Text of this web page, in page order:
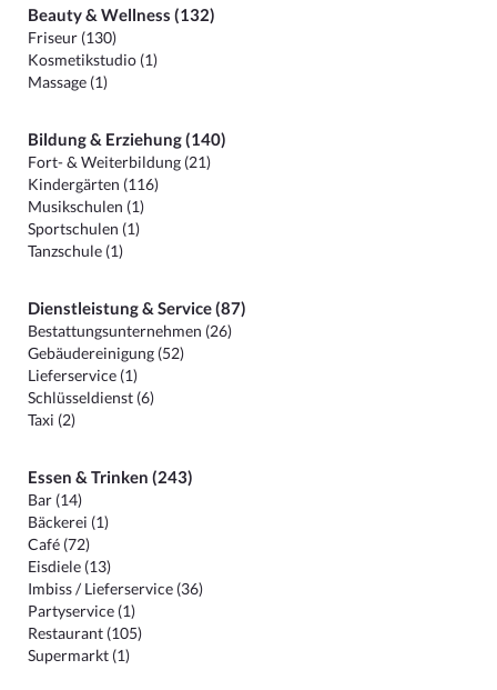
Beauty & Wellness (132)
Friseur (130)
Kosmetikstudio (1)
Massage (1)
Bildung & Erziehung (140)
Fort- & Weiterbildung (21)
Kindergärten (116)
Musikschulen (1)
Sportschulen (1)
Tanzschule (1)
Dienstleistung & Service (87)
Bestattungsunternehmen (26)
Gebäudereinigung (52)
Lieferservice (1)
Schlüsseldienst (6)
Taxi (2)
Essen & Trinken (243)
Bar (14)
Bäckerei (1)
Café (72)
Eisdiele (13)
Imbiss / Lieferservice (36)
Partyservice (1)
Restaurant (105)
Supermarkt (1)